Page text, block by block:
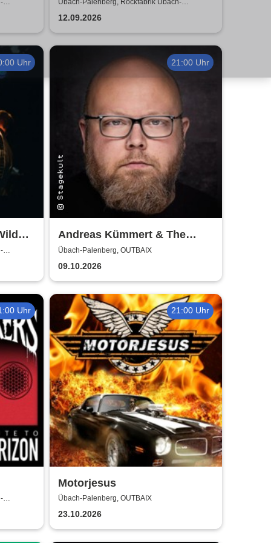
& Talk Talk
Übach-Palenberg, Rockfabrik Übach-
Palenberg
12.09.2026
Uhr 21:00 Uhr
Andreas Kümmert & The
Electric Circus
Übach-Palenberg, OUTBAIX
09.10.2026
Uhr 21:00 Uhr
Motorjesus
Übach-Palenberg, OUTBAIX
23.10.2026